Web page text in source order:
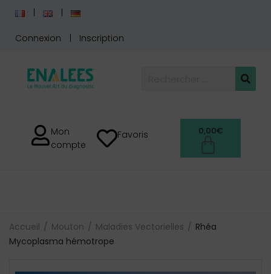
Connexion Inscription
Mon
compte
Favoris 0,00€
Accueil Mouton Maladies Vectorielles
Rhéa
Mycoplasma hémotrope